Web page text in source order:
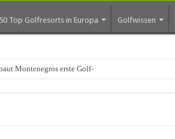
50 Top Golfresorts in Europa Golfwissen
Montenegros erste Golf-Community weiter aus